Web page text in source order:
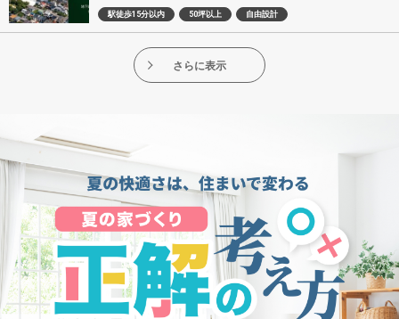
駅徒歩15分以内 50坪以上 自由設計
さらに表示